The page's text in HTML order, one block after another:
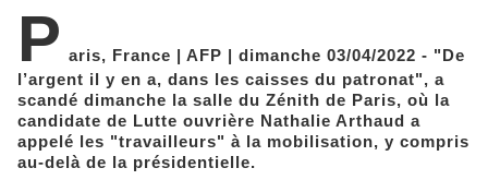
P aris, France | AFP | dimanche 03/04/2022 - "De
l’argent il y en a, dans les caisses du patronat", a
scandé dimanche la salle du Zénith de Paris, où la
candidate de Lutte ouvrière Nathalie Arthaud a
appelé les "travailleurs" à la mobilisation, y compris
au-delà de la présidentielle.